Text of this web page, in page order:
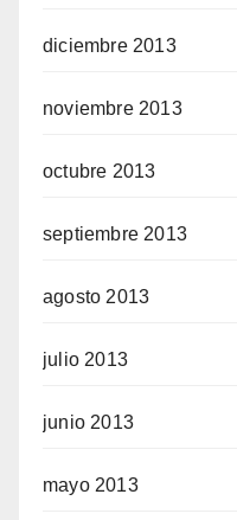
diciembre 2013
noviembre 2013
octubre 2013
septiembre 2013
agosto 2013
julio 2013
junio 2013
mayo 2013